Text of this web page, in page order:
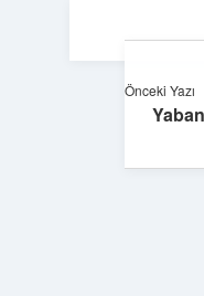
Önceki Yazı